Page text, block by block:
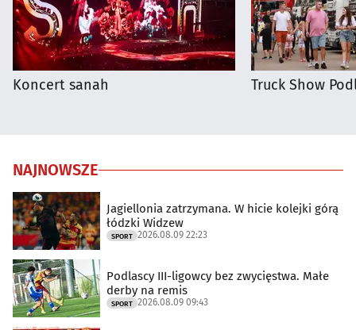
Koncert sanah Truck Show
NAJNOWSZE
Jagiellonia zatrzymana. W hicie kolejki górą
łódzki Widzew
SPORT 2026.08.09 22:23
Podlascy III-ligowcy bez zwycięstwa. Małe
derby na remis
SPORT 2026.08.09 09:43